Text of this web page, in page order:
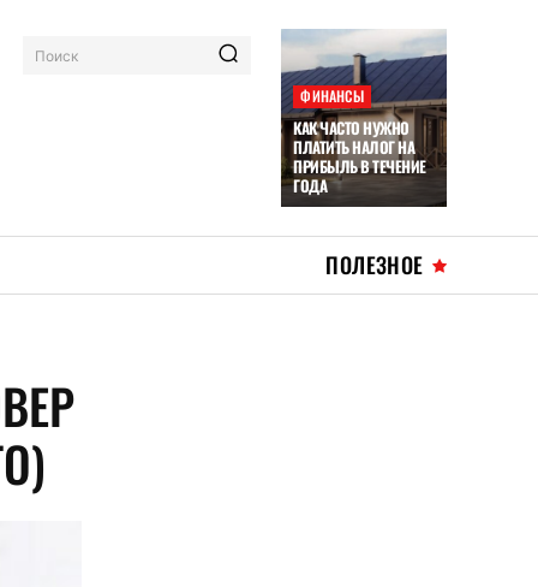
Поиск
ФИНАНСЫ
КАК ЧАСТО НУЖНО
ПЛАТИТЬ НАЛОГ НА
ПРИБЫЛЬ В ТЕЧЕНИЕ
ГОДА
ПОЛЕЗНОЕ